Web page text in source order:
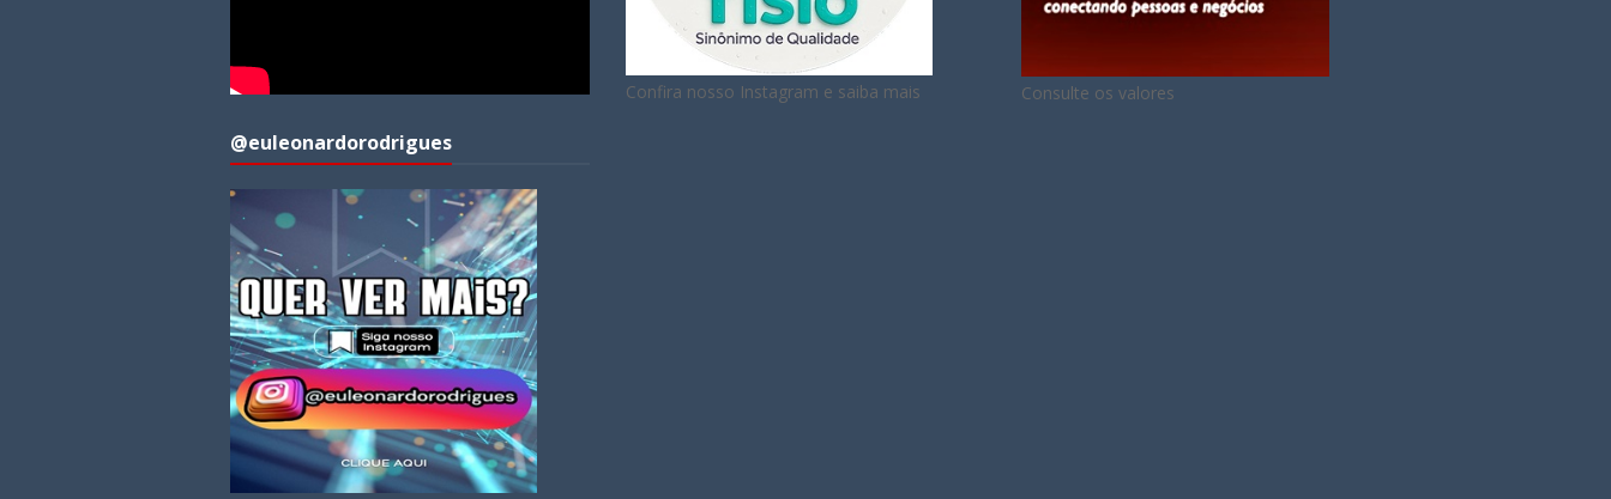
@euleonardorodrigues
Confira nosso Instagram e saiba mais Consulte os valores